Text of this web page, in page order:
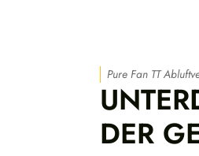
Pure Fan TT
DER